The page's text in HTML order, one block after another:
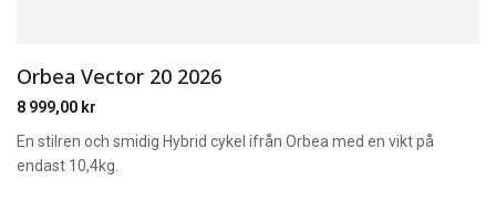
Orbea Vector 20 2026
8 999,00 kr
En stilren och smidig Hybrid cykel ifrån Orbea med en vikt på
endast 10,4kg.